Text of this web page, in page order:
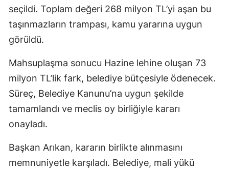
seçildi. Toplam değeri 268 milyon TL’yi aşan bu
taşınmazların trampası, kamu yararına uygun
görüldü.
Mahsuplaşma sonucu Hazine lehine oluşan 73
milyon TL’lik fark, belediye bütçesiyle ödenecek.
Süreç, Belediye Kanunu’na uygun şekilde
tamamlandı ve meclis oy birliğiyle kararı
onayladı.
Başkan Arıkan, kararın birlikte alınmasını
memnuniyetle karşıladı. Belediye, mali yükü